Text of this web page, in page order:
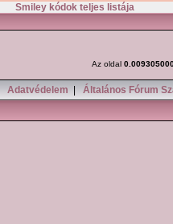
Smiley kódok teljes listája
Az oldal
Adatvédelem Általános Fórum